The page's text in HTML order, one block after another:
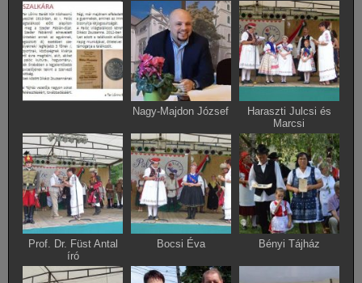
Nagy-Majdon József
Haraszti Julcsi és
Marcsi
Prof. Dr. Füst Antal
író
Bocsi Éva Bényi Tájház